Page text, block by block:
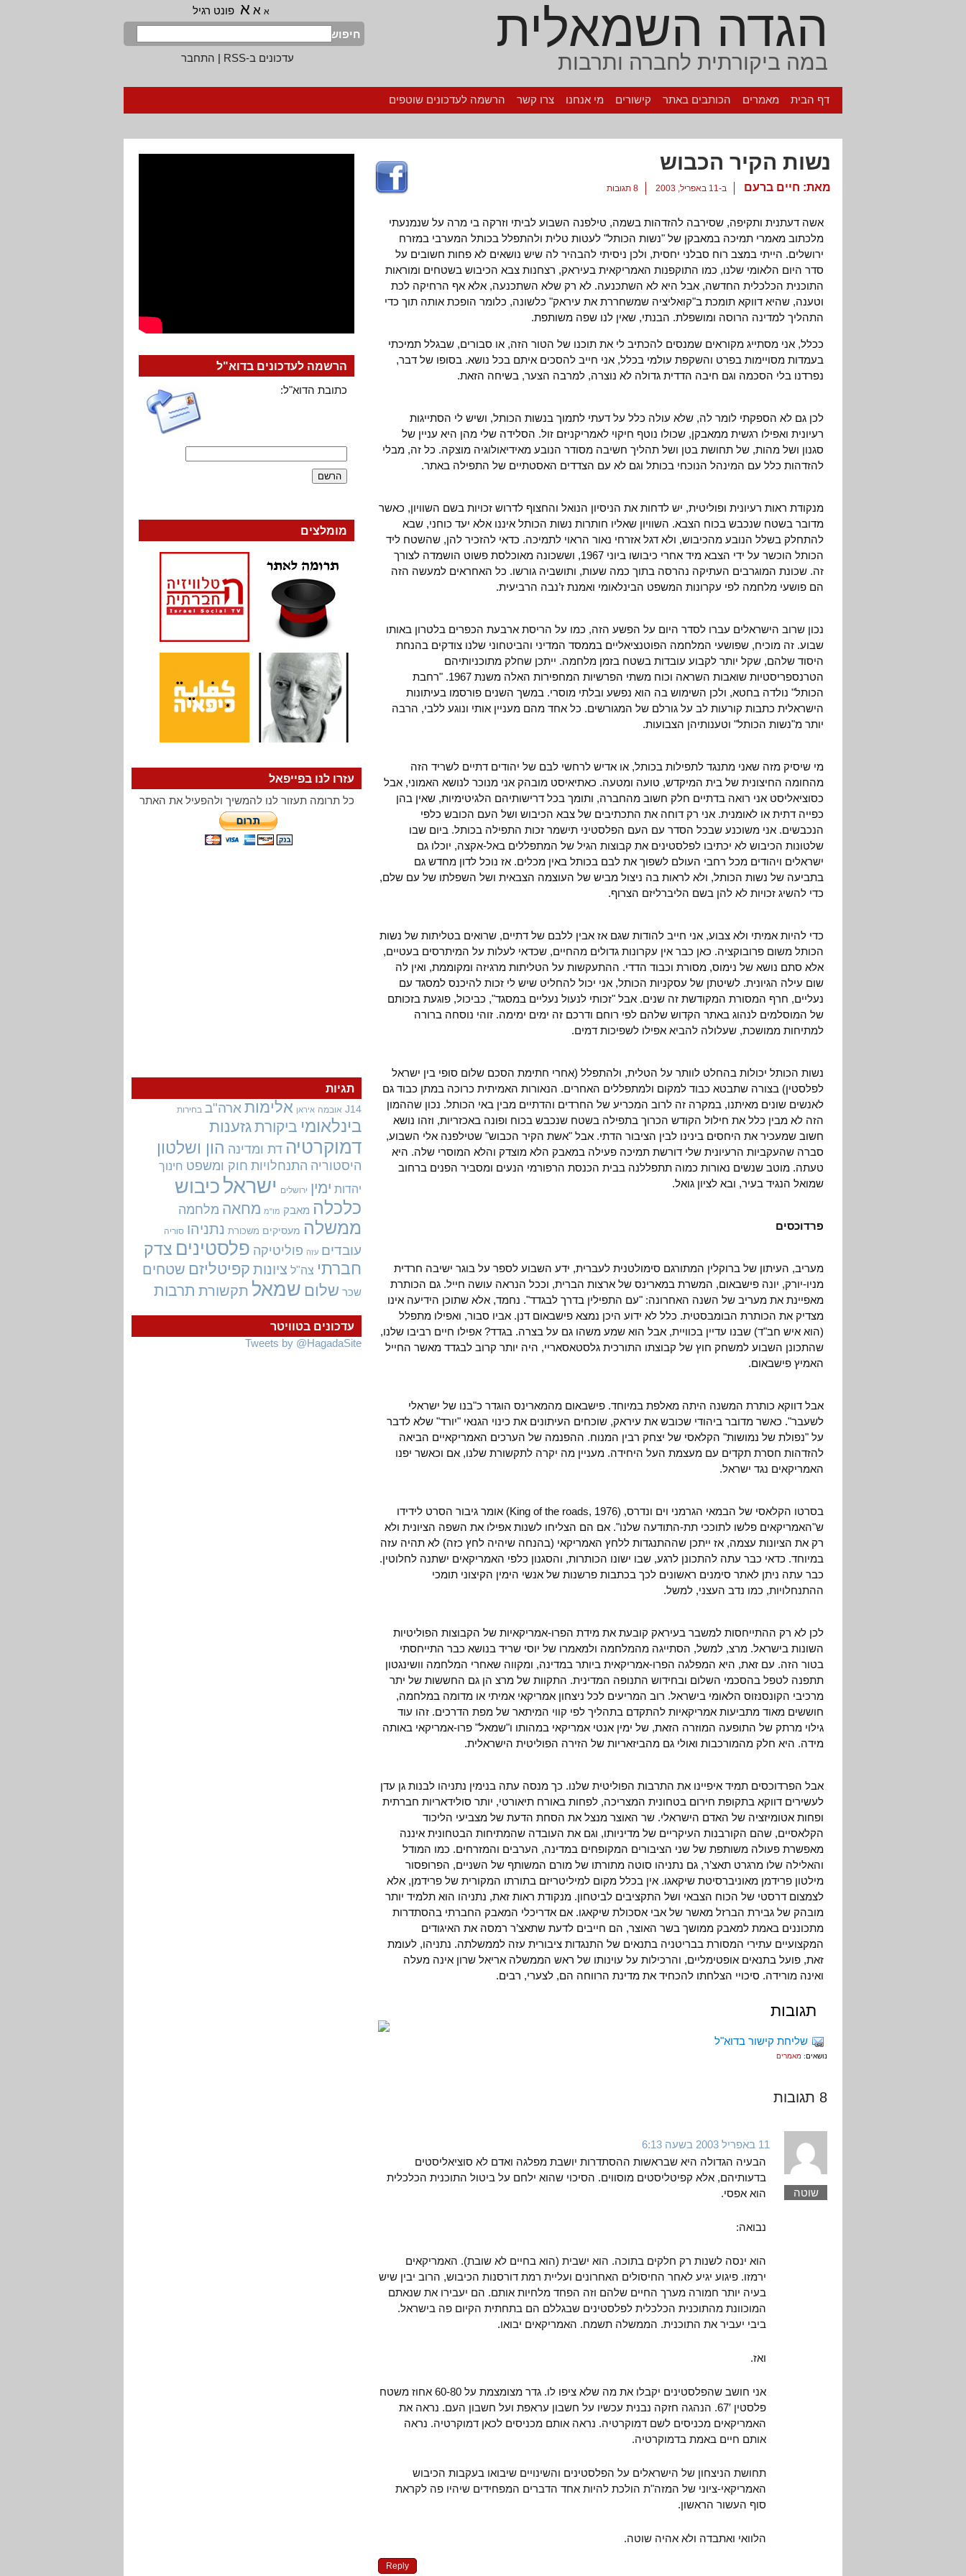
הגדה השמאלית
במה ביקורתית לחברה ותרבות
א א א פונט רגיל
חיפוש
עדכונים ב-RSS
| התחבר
דף הבית מאמרים הכותבים באתר קישורים מי אנחנו צרו קשר הרשמה לעדכונים שוטפים
נשות הקיר הכבוש
מאת: חיים ברעם ב-11 באפריל, 2003 8 תגובות
אשה דעתנית ותקיפה, שסירבה להזדהות בשמה, טילפנה השבוע לביתי וזרקה בי מרה על שנמנעתי
מלכתוב מאמרי תמיכה במאבקן של "נשות הכותל" לעטות טלית ולהתפלל בכותל המערבי במזרח
ירושלים. הייתי במצב רוח סבלני יחסית, ולכן ניסיתי להבהיר לה שיש נושאים לא פחות חשובים על
סדר היום הלאומי שלנו, כמו התוקפנות האמריקאית בעיראק, רצחנות צבא הכיבוש בשטחים ומוראות
התוכנית הכלכלית החדשה, אבל היא לא השתכנעה. לא רק שלא השתכנעה, אלא אף הרחיקה לכת
וטענה, שהיא דווקא תומכת ב"קואליציה שמשחררת את עיראק" כלשונה, כלומר הופכת אותה תוך כדי
התהליך למדינה הרוסה ומושפלת. הבנתי, שאין לנו שפה משותפת.
ככלל, אני מסתייג מקוראים שמנסים להכתיב לי את תוכנו של הטור הזה, או סבורים, שבגלל תמיכתי
בעמדות מסויימות בפרט והשקפת עולמי בכלל, אני חייב להסכים איתם בכל נושא. בסופו של דבר,
נפרדנו בלי הסכמה וגם חיבה הדדית גדולה לא נוצרה, למרבה הצער, בשיחה הזאת.
לכן גם לא הספקתי לומר לה, שלא עולה כלל על דעתי לתמוך בנשות הכותל, ושיש לי הסתייגות
רעיונית ואפילו רגשית ממאבקן, שכולו נוטף חיקוי לאמריקניזם זול. הסלידה שלי מהן היא עניין של
סגנון ושל מהות, של תחושת בטן ושל תהליך חשיבה מסודר הנובע מאידיאולוגיה מוצקה. כל זה, מבלי
להזדהות כלל עם המינהל הנוכחי בכותל וגם לא עם הצדדים האסטתיים של התפילה באתר.
מנקודת ראות רעיונית ופוליטית, יש לדחות את הניסיון הנואל והחצוף לדרוש זכויות בשם השוויון, כאשר
מדובר בשטח שנכבש בכוח הצבא. השוויון שאליו חותרות נשות הכותל איננו אלא יעד כוחני, שבא
להתחלק בשלל הנובע מהכיבוש, ולא דגל אזרחי נאור הראוי לתמיכה. כדאי להזכיר להן, שהשטח ליד
הכותל הוכשר על ידי הצבא מיד אחרי כיבושו ביוני 1967, וששכונה מאוכלסת פשוט הושמדה לצורך
זה. שכונת המוגרבים העתיקה נהרסה בתוך כמה שעות, ותושביה גורשו. כל האחראים למעשה הזה
הם פושעי מלחמה לפי עקרונות המשפט הבינלאומי ואמנת ז’נבה הרביעית.
נכון שרוב הישראלים עברו לסדר היום על הפשע הזה, כמו על הריסת ארבעת הכפרים בלטרון באותו
שבוע. זה מוכיח, שפושעי המלחמה הפוטנציאליים בממסד המדיני והביטחוני שלנו צודקים בהנחת
היסוד שלהם, שקל יותר לקבוע עובדות בשטח בזמן מלחמה. ייתכן שחלק מתוכניותיהם
הטרנספריסטיות שואבות השראה וכוח משתי הפרשיות המחפירות האלה משנת 1967. "רחבת
הכותל" נולדה בחטא, ולכן השימוש בה הוא נפשע ובלתי מוסרי. במשך השנים פורסמו בעיתונות
הישראלית כתבות קורעות לב על גורלם של המגורשים. כל אחד מהם מעניין אותי ונוגע ללבי, הרבה
יותר מ"נשות הכותל" וטענותיהן הצבועות.
מי שיסיק מזה שאני מתנגד לתפילות בכותל, או אדיש לרחשי לבם של יהודים דתיים לשריד הזה
מהחומה החיצונית של בית המיקדש, טועה ומטעה. כאתיאיסט מובהק אני מנוכר לנושא האמוני, אבל
כסוציאליסט אני רואה בדתיים חלק חשוב מהחברה, ותומך בכל דרישותיהם הלגיטימיות, שאין בהן
כפייה דתית או לאומנית. אני רק דוחה את התכתיבים של צבא הכיבוש ושל העם הכובש כלפי
הנכבשים. אני משוכנע שבכל הסדר עם העם הפלסטיני תישמר זכות התפילה בכותל. ביום שבו
שלטונות הכיבוש לא יכתיבו לפלסטינים את קבוצות הגיל של המתפללים באל-אקצה, יוכלו גם
ישראלים ויהודים מכל רחבי העולם לשפוך את לבם בכותל באין מכלים. אז נוכל לדון מחדש גם
בתביעה של נשות הכותל, ולא לראות בה ניצול מביש של העוצמה הצבאית ושל השפלתו של עם שלם,
כדי להשיג זכויות לא להן בשם הליברליזם הצרוף.
כדי להיות אמיתי ולא צבוע, אני חייב להודות שגם אז אבין ללבם של דתיים, שרואים בטליתות של נשות
הכותל משום פרובוקציה. כאן כבר אין עקרונות גדולים מהחיים, שכדאי לעלות על המיתרסים בעטיים,
אלא סתם נושא של נימוס, מסורת וכבוד הדדי. ההתעקשות על הטליתות מרגיזה ומקוממת, ואין לה
שום עילה הגיונית. לשיטתן של עסקניות הכותל, אני יכול להחליט שיש לי זכות להיכנס למסגד עם
נעליים, חרף המסורת המקודשת זה שנים. אבל "זכותי לנעול נעליים במסגד", כביכול, פוגעת בזכותם
של המוסלמים לנהוג באתר הקדוש שלהם לפי רוחם ודרכם זה ימים ימימה. זוהי נוסחה ברורה
למתיחות ממושכת, שעלולה להביא אפילו לשפיכות דמים.
נשות הכותל יכולות בהחלט לוותר על הטלית, ולהתפלל (אחרי חתימת הסכם שלום סופי בין ישראל
לפלסטין) בצורה שתבטא כבוד למקום ולמתפללים האחרים. הנאורות האמיתית כרוכה במתן כבוד גם
לאנשים שונים מאיתנו, במקרה זה לרוב המכריע של החרדים והדתיים מבין באי הכותל. נכון שההמון
הזה לא מבין כלל את חילול הקודש הכרוך בתפילה בשטח שנכבש בכוח ופונה באכזריות, וזהו נושא
חשוב שמעכיר את היחסים בינינו לבין הציבור הדתי. אבל "אשת הקיר הכבוש" שטילפנה אלי השבוע,
סברה שהעקביות הרעיונית שלי דורשת תמיכה פעילה במאבק הלא מוצדק והלא המוסרי שלה. היא
טעתה. מוטב שנשים נאורות כמוה תתפללנה בבית הכנסת הרפורמי הנעים ומסביר הפנים ברחוב
שמואל הנגיד בעיר, ובא לציון גואל.
פרדוכסים
מעריב, העיתון של ברוקלין המתורגם סימולטנית לעברית, ידע השבוע לספר על בוגר ישיבה חרדית
מניו-יורק, יונה פישבאום, המשרת במארינס של ארצות הברית, וככל הנראה עושה חייל. גם הכותרת
מאפיינת את מעריב של השנה האחרונה: "עם התפילין בדרך לבגדד". נחמד, אלא שתוכן הידיעה אינו
מצדיק את הכותרת הבומבסטית. כלל לא ידוע היכן נמצא פישבאום דנן. אביו סבור, ואפילו מתפלל
(הוא איש חב"ד) שבנו עדיין בכוויית, אבל הוא שמע משהו גם על בצרה. בגדד? אפילו חיים רביבו שלנו,
שהתכונן השבוע למשחק חוץ של קבוצתו התורכית גלסטאסאריי, היה יותר קרוב לבגדד מאשר החייל
האמיץ פישבאום.
אבל דווקא כותרת המשנה היתה מאלפת במיוחד. פישבאום מהמארינס הוגדר כ"בנו של ישראלי
לשעבר". כאשר מדובר ביהודי שכובש את עיראק, שוכחים העיתונים את כינוי הגנאי "יורד" שלא לדבר
על "נפולת של נמושות" הקלאסי של יצחק רבין המנוח. ההפנמה של הערכים האמריקאיים הביאה
להזדהות חסרת תקדים עם מעצמת העל היחידה. מעניין מה יקרה לתקשורת שלנו, אם וכאשר יפנו
האמריקאים נגד ישראל.
בסרטו הקלאסי של הבמאי הגרמני וים ונדרס, (King of the roads, 1976) אומר גיבור הסרט לידידו
ש"האמריקאים פלשו לתוככי תת-התודעה שלנו". אם הם הצליחו לשנות אפילו את השפה הציונית ולא
רק את הציונות עצמה, אז ייתכן שההתנגדות ללחץ האמריקאי (בהנחה שיהיה לחץ כזה) לא תהיה עזה
במיוחד. כדאי כבר עתה להתכונן לרגע, שבו ישונו הכותרות, והסגנון כלפי האמריקאים ישתנה לחלוטין.
כבר עתה ניתן לאתר סימנים ראשונים לכך בכתבות פרשנות של אנשי הימין הקיצוני תומכי
ההתנחלויות, כמו נדב העצני, למשל.
לכן לא רק ההתייחסות למשבר בעיראק קובעת את מידת הפרו-אמריקאיות של הקבוצות הפוליטיות
השונות בישראל. מרצ, למשל, הסתייגה מהמלחמה ולמאמרו של יוסי שריד בנושא כבר התייחסתי
בטור הזה. עם זאת, היא המפלגה הפרו-אמריקאית ביותר במדינה, ומקווה שאחרי המלחמה וושינגטון
תתפנה לטפל בהסכמי השלום ובחידוש התנופה המדינית. התקוות של מרצ הן גם החששות של יתר
מרכיבי הקונסנזוס הלאומי בישראל. רוב המריעים לכל ניצחון אמריקאי אמיתי או מדומה במלחמה,
חוששים מאוד מתביעות אמריקאיות להתקדם בתהליך לפי קווי המיתאר של מפת הדרכים. זהו עוד
גילוי מרתק של התופעה המוזרה הזאת, של ימין אנטי אמריקאי במהותו ו"שמאל" פרו-אמריקאי באותה
מידה. היא חלק מהמורכבות ואולי גם מהביזאריות של הזירה הפוליטית הישראלית.
אבל הפרדוכסים תמיד איפיינו את התרבות הפוליטית שלנו. כך מנסה עתה בנימין נתניהו לבנות גן עדן
לעשירים דווקא בתקופת חירום בטחונית המצריכה, לפחות באורח תיאורטי, יותר סולידאריות חברתית
ופחות אטומיזציה של האדם הישראלי. שר האוצר מנצל את הסחת הדעת של מצביעי הליכוד
הקלאסיים, שהם הקורבנות העיקריים של מדיניותו, וגם את העובדה שהמתיחות הבטחונית איננה
מאפשרת פעולה משותפת של שני הציבורים המקופחים במדינה, הערבים והמזרחים. כמו המודל
והאלילה שלו מרגרט תאצ’ר, גם נתניהו סוטה מתורתו של מורם המשותף של השניים, הפרופסור
מילטון פרידמן מאוניברסיטת שיקאגו. אין בכלל מקום למיליטריזם בתורתו המקורית של פרידמן, אלא
לצמצום דרסטי של הכוח הצבאי ושל התקציבים לביטחון. מנקודת ראות זאת, נתניהו הוא תלמיד יותר
מובהק של גבירת הברזל מאשר של אבי אסכולת שיקאגו. אם אדריכלי המאבק החברתי בהסתדרות
מתכוננים באמת למאבק ממושך בשר האוצר, הם חייבים לדעת שתאצ’ר רמסה את האיגודים
המקצועיים עתירי המסורת בבריטניה בתנאים של התנגדות ציבורית עזה לממשלתה. נתניהו, לעומת
זאת, פועל בתנאים אופטימליים, והרכילות על עוינותו של ראש הממשלה אריאל שרון אינה מעלה
ואינה מורידה. סיכויי הצלחתו להכחיד את מדינת הרווחה הם, לצערי, רבים.
תגובות
שליחת קישור בדוא"ל
נושאים: מאמרים
8 תגובות
שוטה
11 באפריל 2003 בשעה 6:13
הבעיה הגדולה היא שבראשות ההסתדרות יושבת מפלגה ואדם לא סוציאליסטים
בדעותיהם, אלא קפיטליסטים מוסווים. הסיכוי שהוא ילחם על ביטול התוכנית הכלכלית
הוא אפסי.
נבואה:
הוא ינסה לשנות רק חלקים בתוכה. הוא ישבית (הוא בחיים לא שובת). האמריקאים
ירמזו. פיגוע יגיע לאחר החיסולים האחרונים ועליית רמת דורסנות הכיבוש, הרוב יבין שיש
בעיה יותר חמורה מערך החיים שלהם וזה הפחד מלחיות אותם. הם יעבירו את שנאתם
המוכוונת מהתוכנית הכלכלית לפלסטינים שבגללם הם בתחתית הקיום פה בישראל.
ביבי יעביר את התוכנית. הממשלה תשמח. האמריקאים יבואו.
ואז.
אני חושב שהפלסטינים יקבלו את מה שלא ציפו לו. גדר מצומצמת על 60-80 אחוז משטח
פלסטין 67′. הנהגה חזקה נבנית עכשיו על חשבון עראפת ועל חשבון העם. נראה את
האמריקאים מכניסים לשם דמוקרטיה. נראה אותם מכניסים לכאן דמוקרטיה. נראה
אותם חיים באמת בדמוקרטיה.
תחושת הניצחון של הישראלים על הפלסטינים והשינויים שיבואו בעקבות הכיבוש
האמריקאי-ציוני של המזה"ת הולכת להיות אחד הדברים המפחידים שיהיו פה לקראת
סוף העשור הראשון.
הלוואי ואתבדה ולא אהיה שוטה.
Reply
הרשמה לעדכונים בדוא"ל
כתובת הדוא"ל:
מומלצים
עזרו לנו בפייפאל
כל תרומה תעזור לנו להמשיך ולהפעיל את האתר
עדכונים בטוויטר
Tweets by @HagadaSite
תגיות
J14 אובמה איראן אלימות ארה"ב בחירות
בינלאומי ביקורתגזענות
דמוקרטיה דת ומדינה הון ושלטון
היסטוריה התנחלויות חוק ומשפט חינוך
יהדות ימין ירושלים ישראל כיבוש
כלכלה מאבק מו"מ מחאה מלחמה
ממשלה מעסיקים משכורת נתניהו סוריה
עובדים עזה פוליטיקה פלסטינים צדק
חברתי צה"ל ציונות קפיטליזם שטחים
שכר שלום שמאל תקשורת תרבות